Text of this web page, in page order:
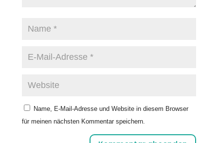
Name, E-Mail-Adresse und Website in diesem Browser
für meinen nächsten Kommentar speichern.